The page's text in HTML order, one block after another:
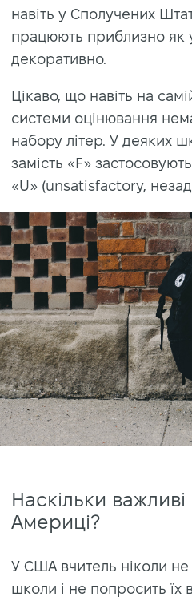
навіть у Сполучених
працюють приблизно як
декоративно.
Цікаво, що навіть на
системи оцінювання
набору літер. У деяких
замість «F»
«U» (unsatisfactory,
Наскільки важливі
Америці?
У США вчитель ніколи не
школи і не попросить їх